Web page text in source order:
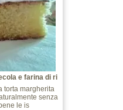
e farina di ri
torta margherita
senza
le is